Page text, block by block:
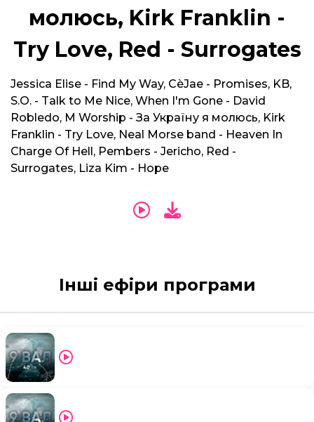
молюсь, Kirk Franklin -
Try Love, Red - Surrogates
Jessica Elise - Find My Way, CèJae - Promises, KB,
S.O. - Talk to Me Nice, When I'm Gone - David
Robledo, M Worship - За Україну я молюсь, Kirk
Franklin - Try Love, Neal Morse band - Heaven In
Charge Of Hell, Pembers - Jericho, Red -
Surrogates, Liza Kim - Hope
Інші ефіри програми